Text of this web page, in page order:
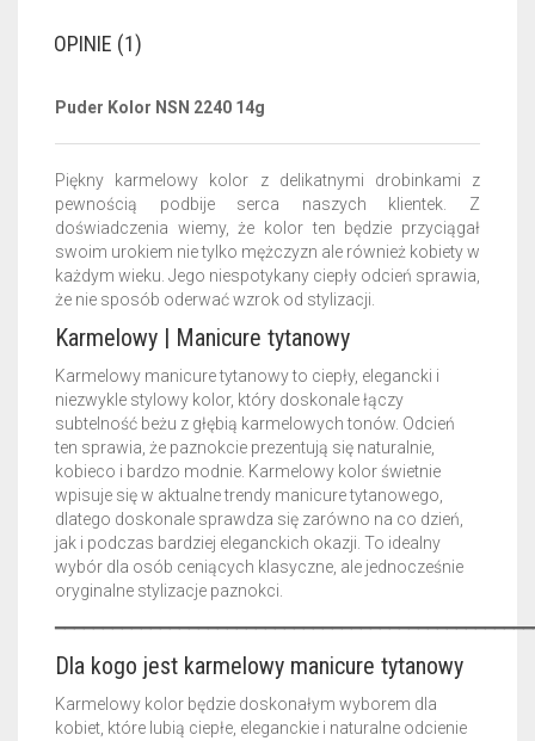
OPINIE (1)
Puder Kolor NSN 2240 14g
Piękny karmelowy kolor z delikatnymi drobinkami z
pewnością podbije serca naszych klientek. Z
doświadczenia wiemy, że kolor ten będzie przyciągał
swoim urokiem nie tylko mężczyzn ale również kobiety w
każdym wieku. Jego niespotykany ciepły odcień sprawia,
że nie sposób oderwać wzrok od stylizacji.
Karmelowy | Manicure tytanowy
Karmelowy manicure tytanowy to ciepły, elegancki i
niezwykle stylowy kolor, który doskonale łączy
subtelność beżu z głębią karmelowych tonów. Odcień
ten sprawia, że paznokcie prezentują się naturalnie,
kobieco i bardzo modnie. Karmelowy kolor świetnie
wpisuje się w aktualne trendy manicure tytanowego,
dlatego doskonale sprawdza się zarówno na co dzień,
jak i podczas bardziej eleganckich okazji. To idealny
wybór dla osób ceniących klasyczne, ale jednocześnie
oryginalne stylizacje paznokci.
Dla kogo jest karmelowy manicure tytanowy
Karmelowy kolor będzie doskonałym wyborem dla
kobiet, które lubią ciepłe, eleganckie i naturalne odcienie